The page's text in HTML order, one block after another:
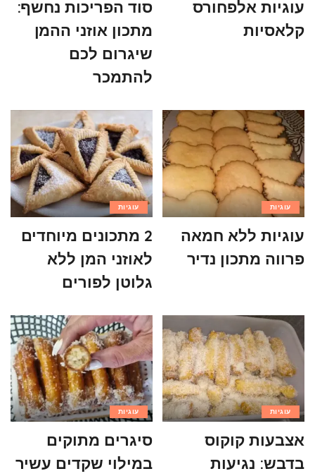
עוגיות אלפחורס
קלאסיות
סוד הפריכות נחשף:
מתכון אוזני ההמן
שיגרום לכם
להתמכר
עוגיות
עוגיות ללא חמאה
פרווה מתכון נדיר
עוגיות
2 מתכונים מיוחדים
לאוזני המן ללא
גלוטן לפורים
עוגיות
אצבעות קוקוס
בדבש: נגיעות
עוגיות
סיגרים מתוקים
במילוי שקדים עשיר